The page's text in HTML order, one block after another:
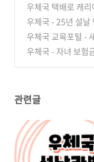
(0)
우체국 택배로 캐
수 가능할까?
(0)
우체국 - 25년 설날
휴일은? (0)
우체국 교육포털 -
(0)
우체국 - 자녀 보험
관련글